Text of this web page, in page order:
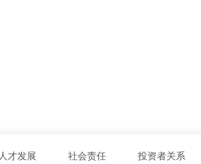
人才发展 社会责任 投资者关系